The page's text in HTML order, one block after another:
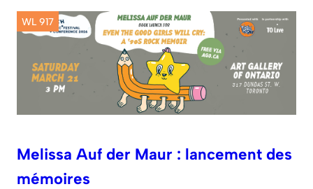
WL 917
Melissa Auf der Maur : lancement des
mémoires